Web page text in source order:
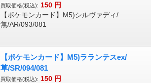
買取価格(税込): 150 円
【ポケモンカード】M5)シルヴァディ/
無/AR/093/081
【ポケモンカード】M5)ラランテスex/
草/SR/094/081
買取価格(税込): 150 円